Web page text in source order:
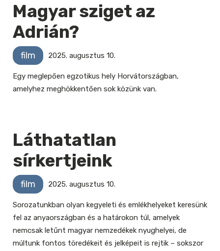
Magyar sziget az
Adrián?
film 2025. augusztus 10.
Egy meglepően egzotikus hely Horvátországban,
amelyhez meghökkentően sok közünk van.
Láthatatlan
sírkertjeink
film 2025. augusztus 10.
Sorozatunkban olyan kegyeleti és emlékhelyeket keresünk
fel az anyaországban és a határokon túl, amelyek
nemcsak letűnt magyar nemzedékek nyughelyei, de
múltunk fontos töredékeit és jelképeit is rejtik – sokszor